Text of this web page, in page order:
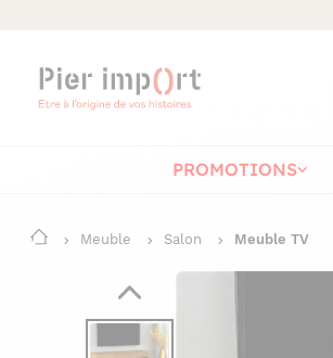
PROMOTIONS
Meuble Salon Meuble TV